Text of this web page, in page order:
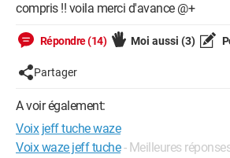
compris !! voila merci d'avance @+
Répondre (14) Moi aussi (3)
Partager
A voir également:
Voix jeff tuche waze
Voix waze jeff tuche - Meilleures